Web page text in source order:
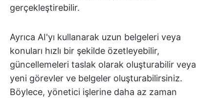
gerçekleştirebilir.
Ayrıca AI'yı kullanarak uzun belgeleri veya
konuları hızlı bir şekilde özetleyebilir,
güncellemeleri taslak olarak oluşturabilir veya
yeni görevler ve belgeler oluşturabilirsiniz.
Böylece, yönetici işlerine daha az zaman